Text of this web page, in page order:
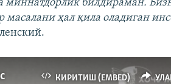
миннатдорлик билдираман.
масалани ҳал қила оладиган
КИРИТИШ (EMBED)